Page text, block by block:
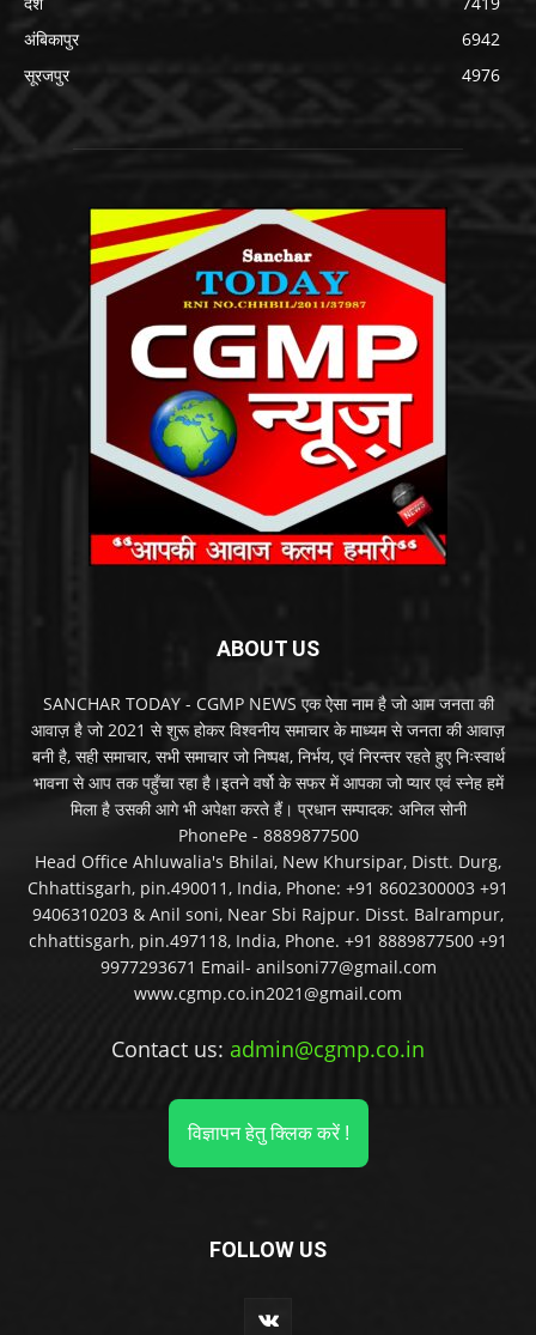
अंबिकापुर
6942
सूरजपुर
4976
ABOUT US
SANCHAR TODAY - CGMP NEWS एक ऐसा नाम है जो आम जनता की
आवाज़ है जो 2021 से शुरू होकर विश्वनीय समाचार के माध्यम से जनता की आवाज़
बनी है, सही समाचार, सभी समाचार जो निष्पक्ष, निर्भय, एवं निरन्तर रहते हुए निःस्वार्थ
भावना से आप तक पहुँचा रहा है।इतने वर्षो के सफर में आपका जो प्यार एवं स्नेह हमें
मिला है उसकी आगे भी अपेक्षा करते हैं। प्रधान सम्पादक: अनिल सोनी
PhonePe - 8889877500
Head Office Ahluwalia's Bhilai, New Khursipar, Distt. Durg,
Chhattisgarh, pin.490011, India, Phone: +91 8602300003 +91
9406310203 & Anil soni, Near Sbi Rajpur. Disst. Balrampur,
chhattisgarh, pin.497118, India, Phone. +91 8889877500 +91
9977293671 Email- anilsoni77@gmail.com
www.cgmp.co.in2021@gmail.com
Contact us: admin@cgmp.co.in
विज्ञापन हेतु क्लिक करें !
FOLLOW US